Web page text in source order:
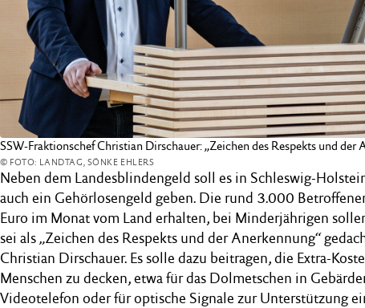
SSW-Fraktionschef Christian Dirschauer: „Zeichen des Respekts und der
© FOTO: LANDTAG, SÖNKE EHLERS
Neben dem Landesblindengeld soll es in Schleswig-
auch ein Gehörlosengeld geben. Die rund 3.000
Euro im Monat vom Land erhalten, bei Minderjährigen
sei als „Zeichen des Respekts und der Anerkennung“
Christian Dirschauer. Es solle dazu beitragen, die Extra-
Menschen zu decken, etwa für das Dolmetschen in
Videotelefon oder für optische Signale zur Unterstützung